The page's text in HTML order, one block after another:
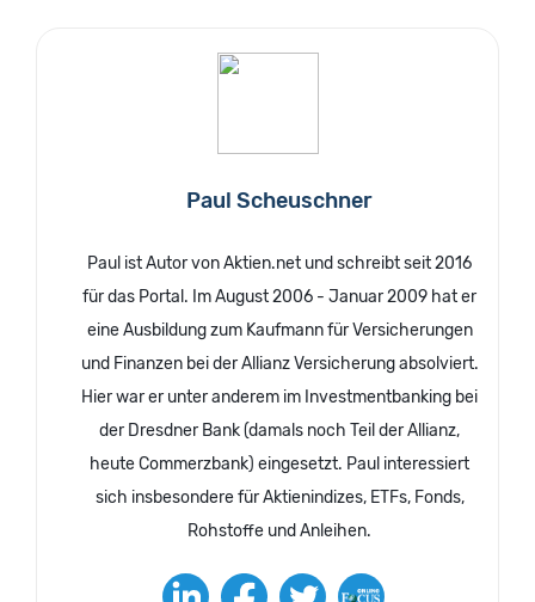
Paul Scheuschner
Paul ist Autor von Aktien.net und schreibt seit 2016
für das Portal. Im August 2006 - Januar 2009 hat er
eine Ausbildung zum Kaufmann für Versicherungen
und Finanzen bei der Allianz Versicherung absolviert.
Hier war er unter anderem im Investmentbanking bei
der Dresdner Bank (damals noch Teil der Allianz,
heute Commerzbank) eingesetzt. Paul interessiert
sich insbesondere für Aktienindizes, ETFs, Fonds,
Rohstoffe und Anleihen.